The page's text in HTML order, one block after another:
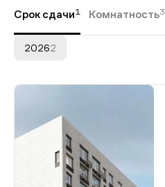
Срок сдачи1 Комнатность3
20262